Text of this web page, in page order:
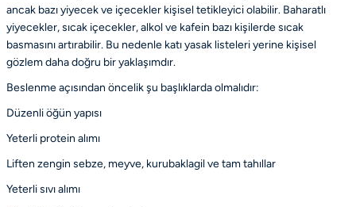
ancak bazı yiyecek ve içecekler kişisel tetikleyici olabilir. Baharatlı
yiyecekler, sıcak içecekler, alkol ve kafein bazı kişilerde sıcak
basmasını artırabilir. Bu nedenle katı yasak listeleri yerine kişisel
gözlem daha doğru bir yaklaşımdır.
Beslenme açısından öncelik şu başlıklarda olmalıdır:
Düzenli öğün yapısı
Yeterli protein alımı
Liften zengin sebze, meyve, kurubaklagil ve tam tahıllar
Yeterli sıvı alımı